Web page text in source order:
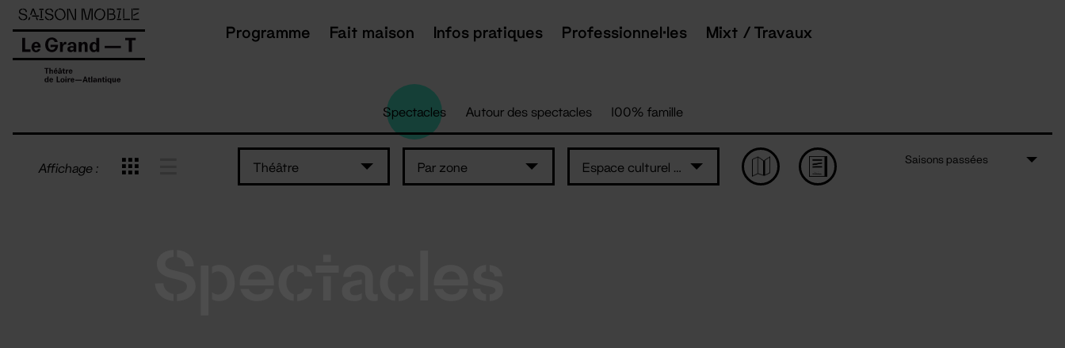
Programme Fait maison Infos pratiques Professionnel·les Mixt / Travaux
Spectacles Autour des spectacles 100% famille
Affichage : Théâtre Par zone Espace culturel Le Préambule
Saisons passées
Panneau de gestion des cookies